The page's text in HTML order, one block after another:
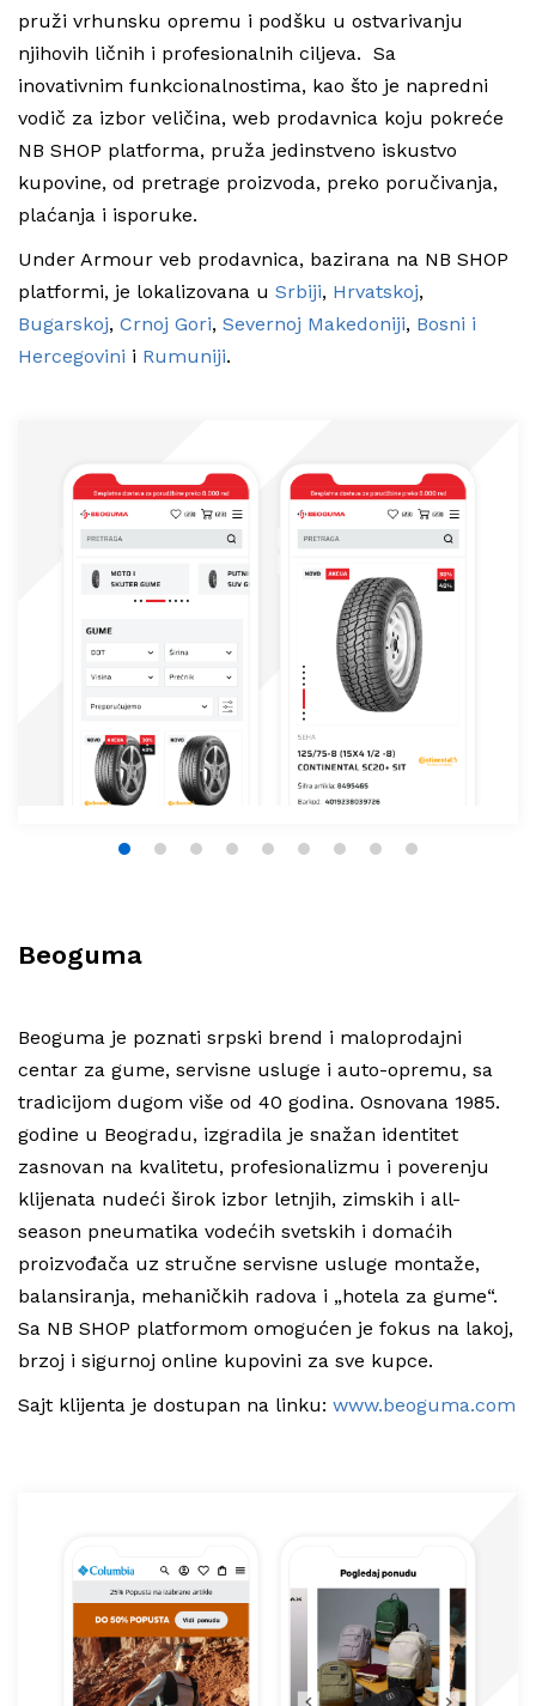
pruži vrhunsku opremu i podšku u ostvarivanju
njihovih ličnih i profesionalnih ciljeva. Sa
inovativnim funkcionalnostima, kao što je napredni
vodič za izbor veličina, web prodavnica koju pokreće
NB SHOP platforma, pruža jedinstveno iskustvo
kupovine, od pretrage proizvoda, preko poručivanja,
plaćanja i isporuke.
Under Armour veb prodavnica, bazirana na NB SHOP
platformi, je lokalizovana u Srbiji, Hrvatskoj,
Bugarskoj, Crnoj Gori, Severnoj Makedoniji, Bosni i
Hercegovini i Rumuniji.
1 2 3 4 5 6 7 8 9
Beoguma
Beoguma je poznati srpski brend i maloprodajni
centar za gume, servisne usluge i auto-opremu, sa
tradicijom dugom više od 40 godina. Osnovana 1985.
godine u Beogradu, izgradila je snažan identitet
zasnovan na kvalitetu, profesionalizmu i poverenju
klijenata nudeći širok izbor letnjih, zimskih i all-
season pneumatika vodećih svetskih i domaćih
proizvođača uz stručne servisne usluge montaže,
balansiranja, mehaničkih radova i „hotela za gume“.
Sa NB SHOP platformom omogućen je fokus na lakoj,
brzoj i sigurnoj online kupovini za sve kupce.
Sajt klijenta je dostupan na linku: www.beoguma.com